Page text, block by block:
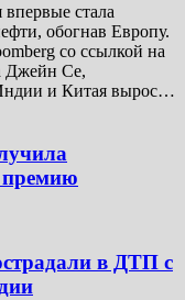
стала
обогнав Европу.
со ссылкой на
Джейн Се,
и Китая вырос…
в ДТП с